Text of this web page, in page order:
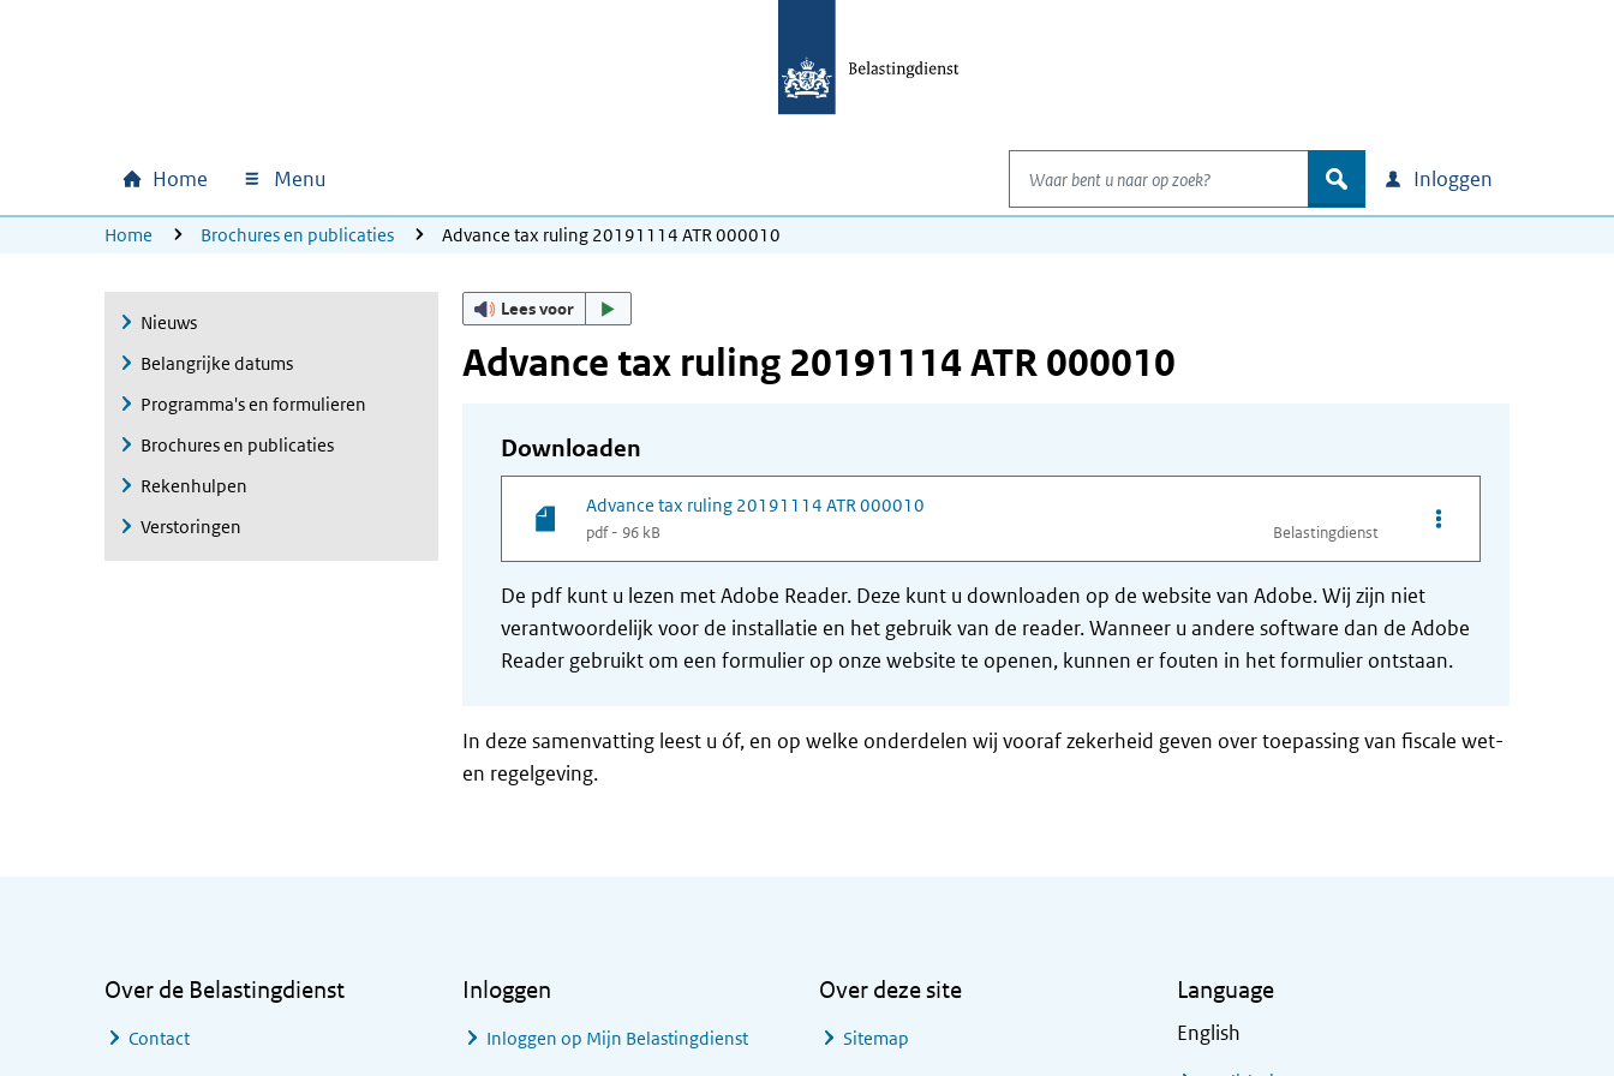
Hoofdnavigatie
Home Menu
Waar bent u naar op zoek?
zoek Inloggen
U bevindt zich hier:
Home Brochures en publicaties Advance tax ruling 20191114 ATR 000010
Nieuws
Belangrijke datums
Programma's en formulieren
Brochures en publicaties
Rekenhulpen
Verstoringen
Lees voor
Advance tax ruling 20191114 ATR 000010
Downloaden
Advance tax ruling 20191114 ATR 000010
pdf - 96 kB Belastingdienst
Opties van bestand
De pdf kunt u lezen met Adobe Reader. Deze kunt u downloaden op de website van Adobe. Wij zijn niet
verantwoordelijk voor de installatie en het gebruik van de reader. Wanneer u andere software dan de Adobe
Reader gebruikt om een formulier op onze website te openen, kunnen er fouten in het formulier ontstaan.
In deze samenvatting leest u óf, en op welke onderdelen wij vooraf zekerheid geven over toepassing van fiscale wet-
en regelgeving.
Over de Belastingdienst
Contact
Inloggen
Inloggen op Mijn Belastingdienst
Over deze site
Sitemap
Language
English